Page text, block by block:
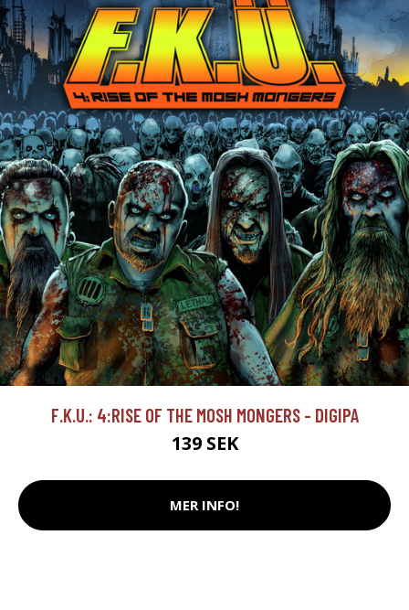
F.K.U.: 4:RISE OF THE MOSH MONGERS - DIGIPA
139 SEK
MER INFO!